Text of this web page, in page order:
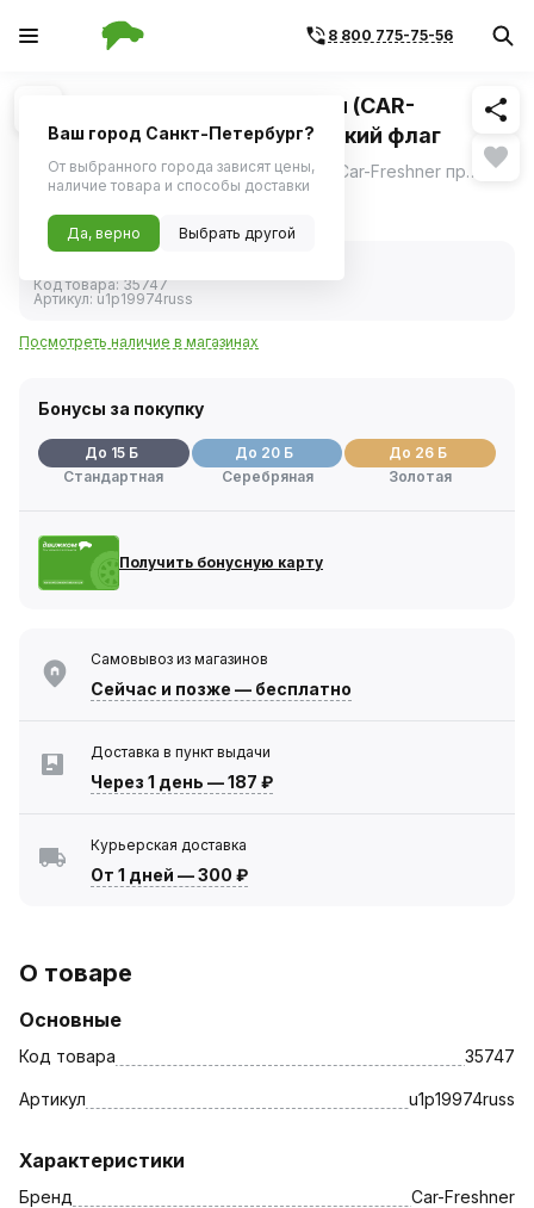
8 800 775-75-56
1/2 Похожие
Ароматизатор подвес картон (CAR-
FRESHNER) "Елочка" Российский флаг
Подвесной картонный ароматизатор Car-Freshner премиум-класса с любимыми ароматами в широком ассортименте в виде елочки. ещё
Код товара:35747
Артикул: u1p19974russ
Посмотреть наличие в магазинах
Бонусы за покупку
До 15 Б
Стандартная
До 20 Б
Серебряная
До 26 Б
Золотая
Получить бонусную карту
Самовывоз из магазинов
Сейчас и позже — бесплатно
Доставка в пункт выдачи
Через 1 день —187 ₽
Курьерская доставка
От 1 дней —300 ₽
О товаре
Основные
Код товара 35747
Артикул u1p19974russ
Характеристики
Бренд Car-Freshner
Ваш город Санкт-Петербург?
От выбранного города зависят цены,
наличие товара и способы доставки
Да, верно Выбрать другой